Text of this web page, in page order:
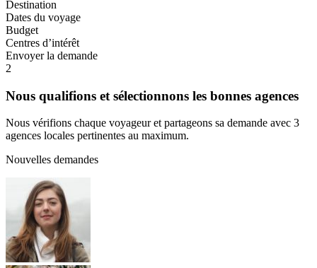
Destination
Dates du voyage
Budget
Centres d’intérêt
Envoyer la demande
2
Nous qualifions et sélectionnons les bonnes agences
Nous vérifions chaque voyageur et partageons sa demande avec 3
agences locales pertinentes au maximum.
Nouvelles demandes